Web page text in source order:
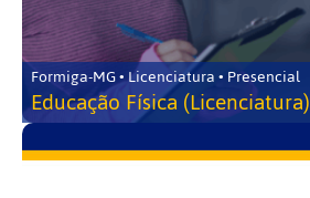
Formiga-MG • Licenciatura • Presencial
Educação Física (Licenciatura)